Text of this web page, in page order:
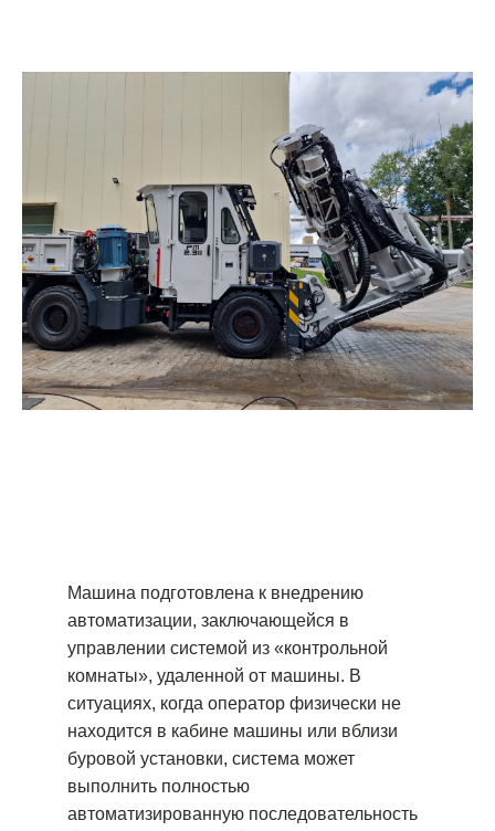
Машина подготовлена к внедрению
автоматизации, заключающейся в
управлении системой из «контрольной
комнаты», удаленной от машины. В
ситуациях, когда оператор физически не
находится в кабине машины или вблизи
буровой установки, система может
выполнить полностью
автоматизированную последовательность